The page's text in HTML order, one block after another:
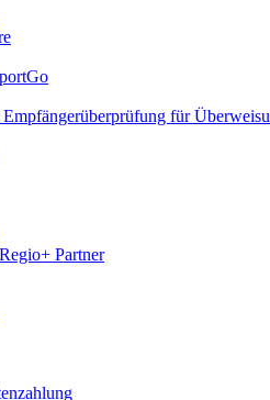
für
Partner